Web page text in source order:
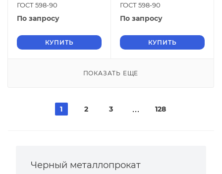
ГОСТ 598-90
По запросу
КУПИТЬ
ГОСТ 598-90
По запросу
КУПИТЬ
ПОКАЗАТЬ ЕЩЕ
1 2 3 128
Черный металлопрокат